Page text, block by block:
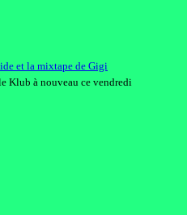
et la mixtape de Gigi
Klub à nouveau ce vendredi